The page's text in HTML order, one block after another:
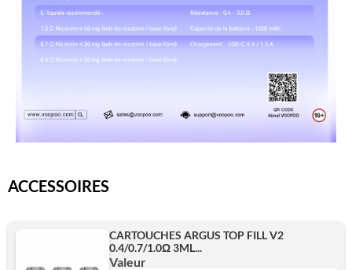
ACCESSOIRES
CARTOUCHES ARGUS TOP FILL V2
0.4/0.7/1.0Ω 3ML...
Valeur